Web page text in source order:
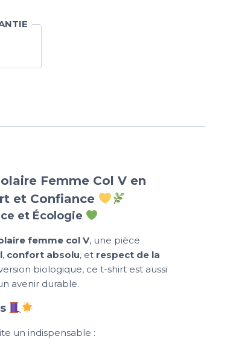
Femme Col V en
et Confiance
et Écologie
femme col V, une pièce
, confort absolu, et respect de la
biologique, ce t-shirt est aussi
avenir durable.
un indispensable :